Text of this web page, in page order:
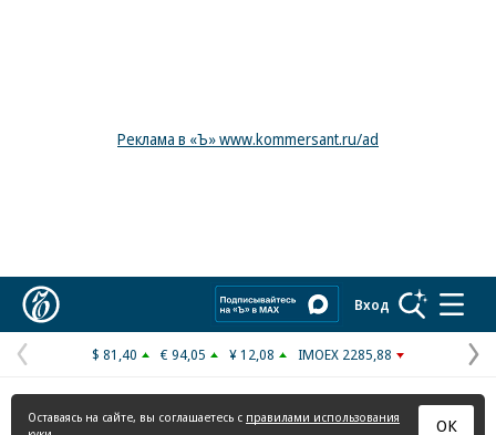
Реклама в «Ъ» www.kommersant.ru/ad
Вход
Предыдущая
страница
$ 81,40 € 94,05 ¥ 12,08 IMOEX 2285,88
Оставаясь на сайте, вы соглашаетесь с правилами использования
ОК